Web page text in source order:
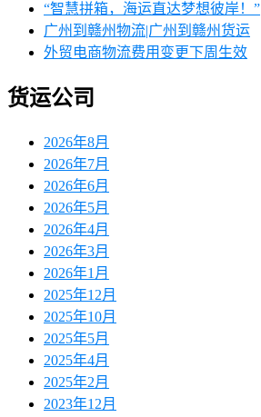
‌“智慧拼箱，海运直达梦想彼岸！”
广州到赣州物流|广州到赣州货运
外贸电商物流费用变更下周生效
货运公司
2026年8月
2026年7月
2026年6月
2026年5月
2026年4月
2026年3月
2026年1月
2025年12月
2025年10月
2025年5月
2025年4月
2025年2月
2023年12月